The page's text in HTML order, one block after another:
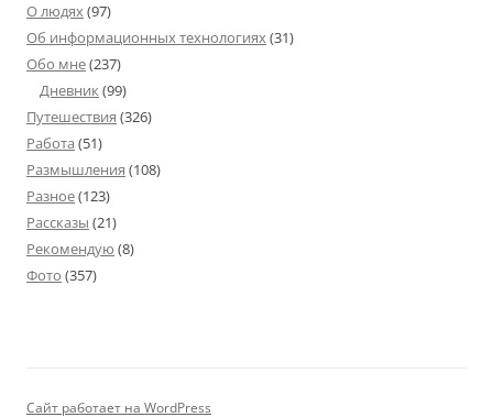
О людях(97)
Об информационных технологиях(31)
Обо мне(237)
Дневник(99)
Путешествия (326)
Работа (51)
Размышления (108)
Разное(123)
Рассказы (21)
Рекомендую (8)
Фото (357)
Сайт работает на WordPress